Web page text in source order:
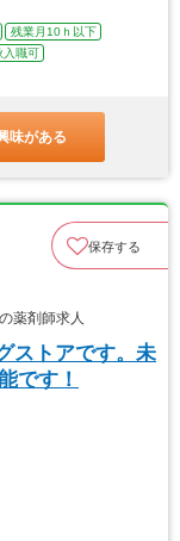
残業月10ｈ以下
入職可
味がある
保存する
薬剤師求人
ストアです。未
です！